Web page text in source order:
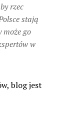
rzec
stają
go
w
blog jest